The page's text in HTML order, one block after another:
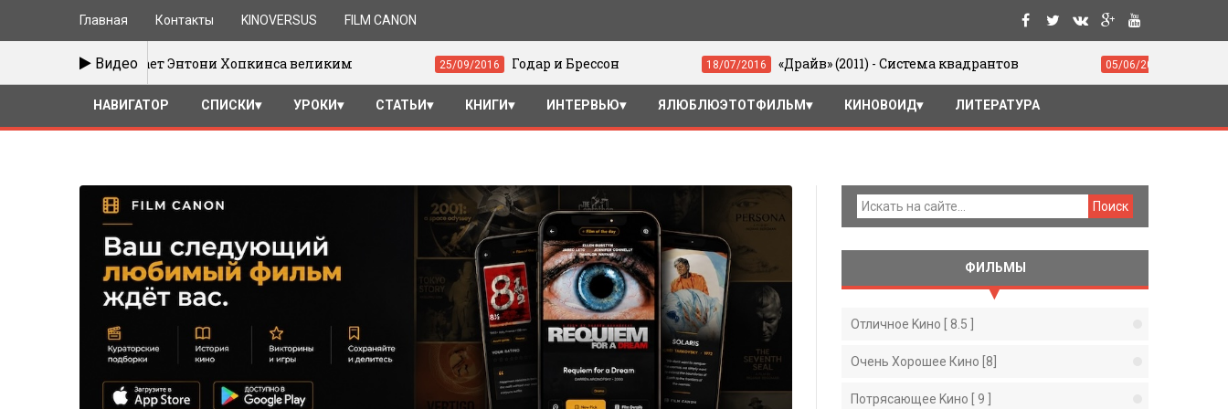
Главная Контакты KINOVERSUS FILM CANON
Видео
делает Энтони Хопкинса великим 25/09/2016 Годар и Брессон 18/07/2016 «Драйв» (2011) - Система квадрантов 05/06/2016 Юрий Цивьян.
НАВИГАТОР СПИСКИ УРОКИ СТАТЬИ КНИГИ ИНТЕРВЬЮ ЯЛЮБЛЮЭТОТФИЛЬМ КИНОВОИД ЛИТЕРАТУРА
ФИЛЬМЫ
Отличное Kино [ 8.5 ]
Очень Хорошее Кино [8]
Потрясающее Kино [ 9 ]